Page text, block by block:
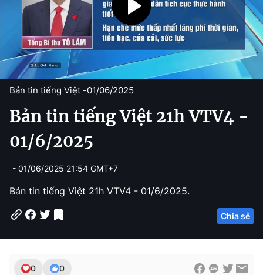
Bản tin tiếng Việt -01/06/2025
Bản tin tiếng Việt 21h VTV4 -
01/6/2025
- 01/06/2025 21:54 GMT+7
Bản tin tiếng Việt 21h VTV4 - 01/6/2025.
Chia sẻ
0 0